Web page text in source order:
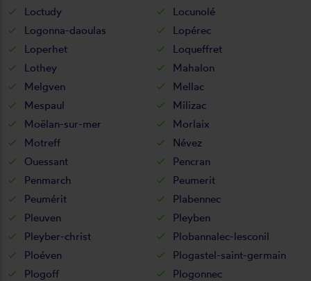
Loctudy
Locunolé
Logonna-daoulas
Lopérec
Loperhet
Loqueffret
Lothey
Mahalon
Melgven
Mellac
Mespaul
Milizac
Moëlan-sur-mer
Morlaix
Motreff
Névez
Ouessant
Pencran
Penmarch
Peumerit
Peumérit
Plabennec
Pleuven
Pleyben
Pleyber-christ
Plobannalec-lesconil
Ploéven
Plogastel-saint-germain
Plogoff
Plogonnec